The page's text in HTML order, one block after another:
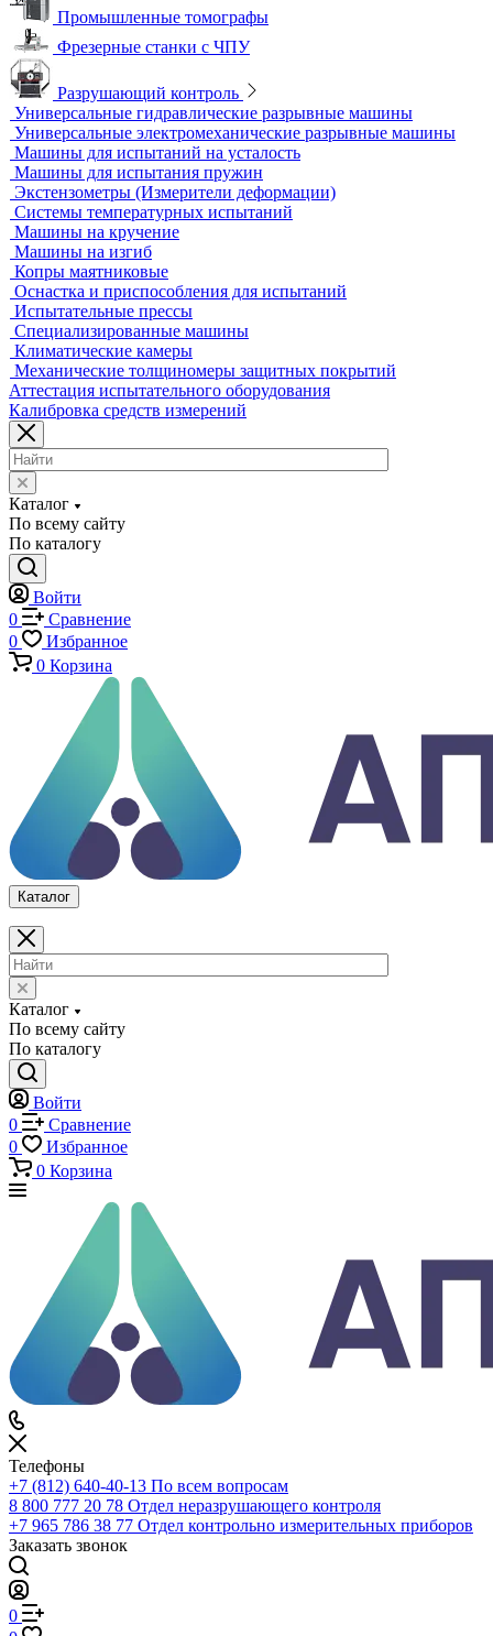
Координатно-измерительные машины
Мультисенсорные и видеоизмерительные машины
Оптические измерительные машины
Приборы для измерения профиля и формы
Промышленные томографы
Фрезерные станки с ЧПУ
Разрушающий контроль
Универсальные гидравлические разрывные машины
Универсальные электромеханические разрывные машины
Машины для испытаний на усталость
Машины для испытания пружин
Экстензометры (Измерители деформации)
Системы температурных испытаний
Машины на кручение
Машины на изгиб
Копры маятниковые
Оснастка и приспособления для испытаний
Испытательные прессы
Специализированные машины
Климатические камеры
Механические толщиномеры защитных покрытий
Аттестация испытательного оборудования
Калибровка средств измерений
По всему сайту
По каталогу
0
Сравнение
0
Избранное
0 Корзина
Каталог
По всему сайту
По каталогу
Войти
Сравнение
0
Избранное
Корзина